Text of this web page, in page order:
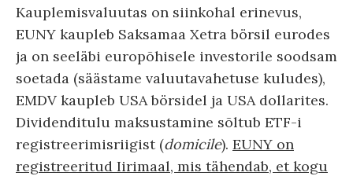
Kauplemisvaluutas on siinkohal erinevus,
EUNY kaupleb Saksamaa Xetra börsil eurodes
ja on seeläbi europõhisele investorile soodsam
soetada (säästame valuutavahetuse kuludes),
EMDV kaupleb USA börsidel ja USA dollarites.
Dividenditulu maksustamine sõltub ETF-i
registreerimisriigist (domicile). EUNY on
registreeritud Iirimaal, mis tähendab, et kogu